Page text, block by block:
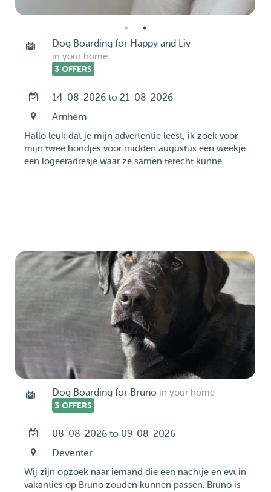
Dog Boarding for Happy and Liv
in your home
3 OFFERS
14-08-2026 to 21-08-2026
Arnhem
Hallo leuk dat je mijn advertentie leest, ik zoek voor
mijn twee hondjes voor midden augustus een weekje
een logeeradresje waar ze samen terecht kunne...
Dog Boarding for Bruno in your home
3 OFFERS
08-08-2026 to 09-08-2026
Deventer
Wij zijn opzoek naar iemand die een nachtje en evt in
vakanties op Bruno zouden kunnen passen. Bruno is